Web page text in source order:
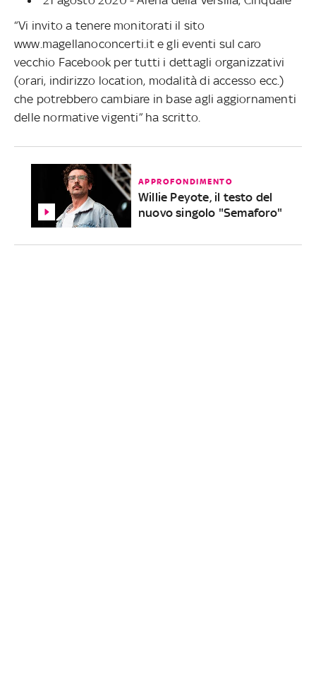
“Vi invito a tenere monitorati il sito
www.magellanoconcerti.it e gli eventi sul caro
vecchio Facebook per tutti i dettagli organizzativi
(orari, indirizzo location, modalità di accesso ecc.)
che potrebbero cambiare in base agli aggiornamenti
delle normative vigenti” ha scritto.
APPROFONDIMENTO
Willie Peyote, il testo del
nuovo singolo "Semaforo"